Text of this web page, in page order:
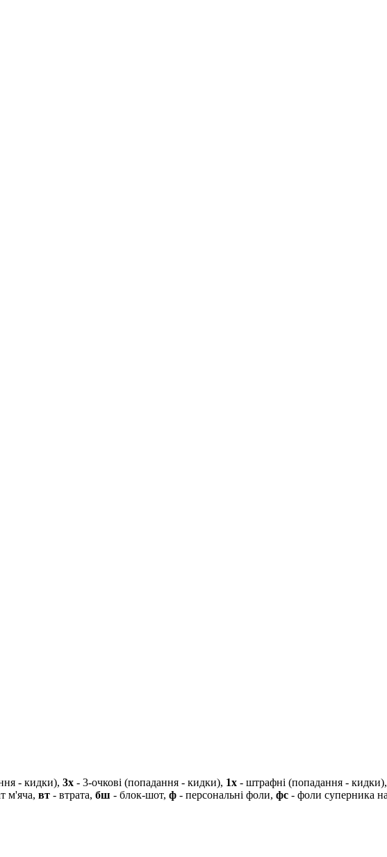
- кидки), 3х - 3-очкові (попадання - кидки), 1х - штрафні (попадання - кидки),
м'яча, вт - втрата, бш - блок-шот, ф - персональні фоли, фс - фоли суперника